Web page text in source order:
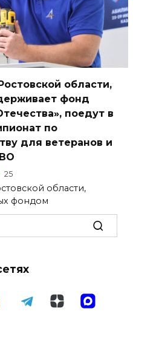
области,
фонд
поедут в
по
для ветеранов и
25
области,
фондом